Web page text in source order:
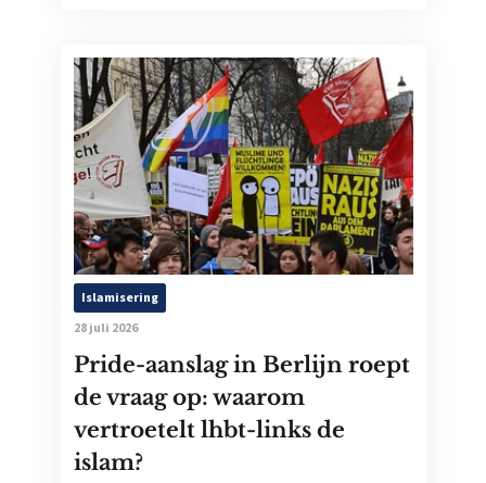
Islamisering
28 juli 2026
Pride-aanslag in Berlijn roept
de vraag op: waarom
vertroetelt lhbt-links de
islam?